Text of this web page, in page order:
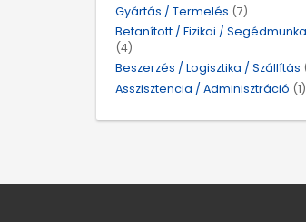
Gyártás / Termelés (7)
Betanított / Fizikai / Segédmunka
(4)
Beszerzés / Logisztika / Szállítás
Asszisztencia / Adminisztráció (1)